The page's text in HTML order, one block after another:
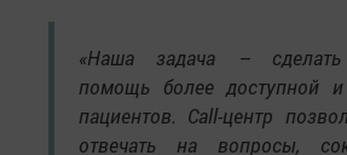
«Наша задача – сделать
помощь более доступной
пациентов. Call-центр
отвечать на вопросы,